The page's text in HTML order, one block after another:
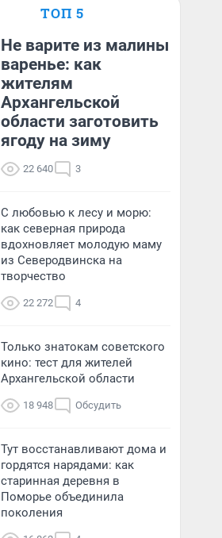
ТОП 5
Не варите из малины
варенье: как
жителям
Архангельской
области заготовить
ягоду на зиму
22 640 3
С любовью к лесу и морю:
как северная природа
вдохновляет молодую маму
из Северодвинска на
творчество
22 272 4
Только знатокам советского
кино: тест для жителей
Архангельской области
18 948 Обсудить
Тут восстанавливают дома и
гордятся нарядами: как
старинная деревня в
Поморье объединила
поколения